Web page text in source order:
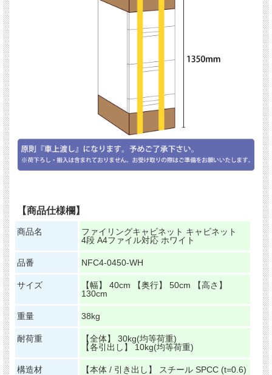
【商品仕様欄】
商品名
ファイリングキャビネット キャビネット
4段 A4ファイル対応 ホワイト
品番 NFC4-0450-WH
サイズ
【幅】 40cm 【奥行】 50cm 【高さ】
130cm
重量 38kg
耐荷重
【全体】 30kg(均等荷重)
【各引出し】 10kg(均等荷重)
構造材 【本体 / 引き出し】 スチール SPCC (t=0.6)